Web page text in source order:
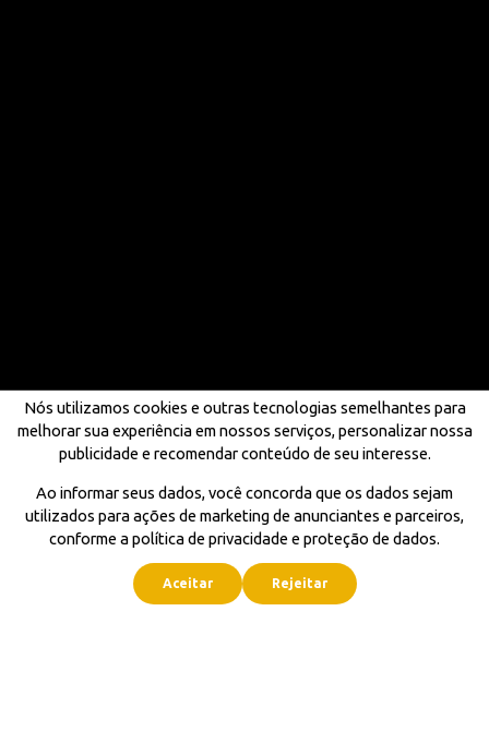
Nós utilizamos cookies e outras tecnologias semelhantes para
melhorar sua experiência em nossos serviços, personalizar nossa
publicidade e recomendar conteúdo de seu interesse.
Ao informar seus dados, você concorda que os dados sejam
utilizados para ações de marketing de anunciantes e parceiros,
conforme a política de privacidade e proteção de dados.
Aceitar Rejeitar